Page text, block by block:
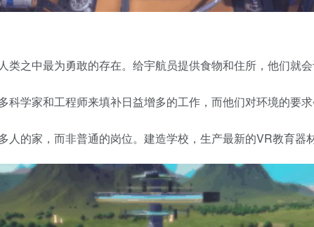
类之中最为勇敢的存在。给宇航员提供食物和住所，他们就会
科学家和工程师来填补日益增多的工作，而他们对环境的要求
人的家，而非普通的岗位。建造学校，生产最新的VR教育器